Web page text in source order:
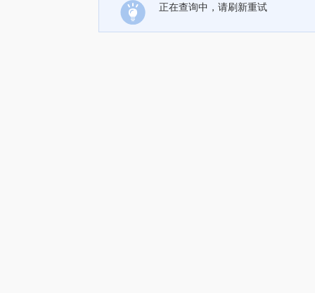
正在查询中，请刷新重试